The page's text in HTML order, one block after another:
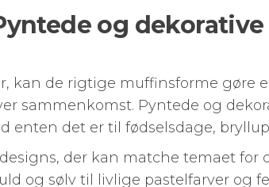
og dekorative
kan de rigtige muffinsforme gøre
sammenkomst. Pyntede og
enten det er til fødselsdage,
der kan matche temaet for
og sølv til livlige pastelfarver og